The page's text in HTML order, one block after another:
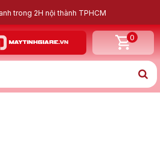
trong 2H nội thành TPHCM
0
LẠI CHO TÔI X